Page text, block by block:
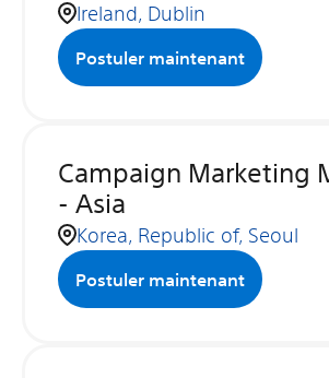
Ireland, Dublin
Postuler maintenant
Campaign Marketing
- Asia
Korea, Republic of, Seoul
Postuler maintenant